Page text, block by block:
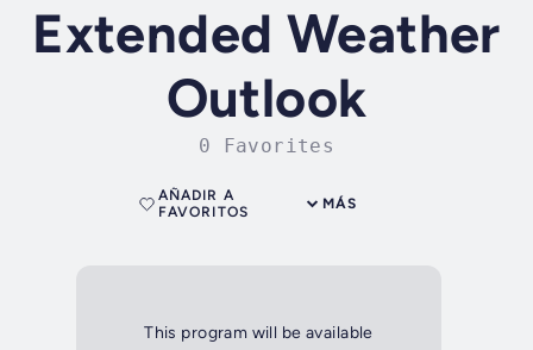
Extended Weather
Outlook
0 Favorites
MÁS
AÑADIR A
FAVORITOS
This program will be available